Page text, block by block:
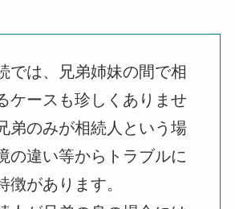
では、兄弟姉妹の間で相
ケースも珍しくありませ
弟のみが相続人という場
の違い等からトラブルに
徴があります。